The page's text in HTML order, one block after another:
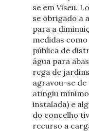
se em Viseu.
se obrigado a
para a
medidas
pública de
água para
rega de
agravou-se
atingiu
instalada) e
do concelho
recurso a